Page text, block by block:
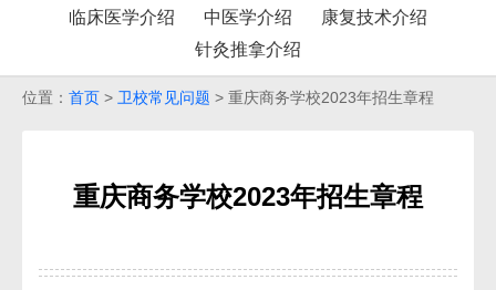
临床医学介绍
中医学介绍
康复技术介绍
针灸推拿介绍
位置： 首页 > 卫校常见问题 > 重庆商务学校2023年招生章程
重庆商务学校2023年招生章程